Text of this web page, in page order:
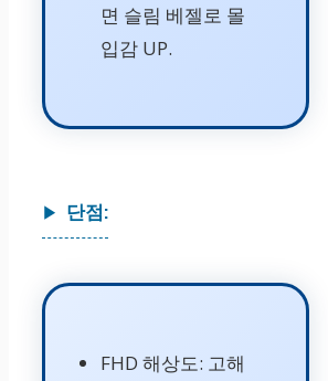
면 슬림 베젤로 몰
입감 UP.
단점:
FHD 해상도: 고해